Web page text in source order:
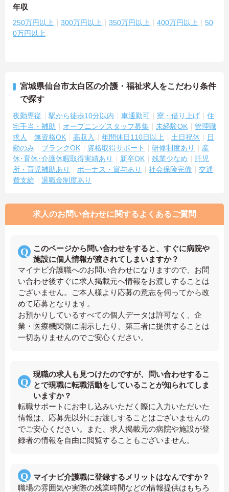
年収
250万円以上 300万円以上 350万円以上 400万円以上
50
0万円以上
宮城県仙台市太白区の介護・福祉求人をこだわり条件
で探す
夜勤専従 駅から徒歩10分以内 車通勤可 寮・借り上げ
住
宅手当・補助
オープニングスタッフ募集 未経験OK
管理職
求人
無資格OK 高収入 年間休日110日以上 土日祝休
日
勤のみ
ブランクOK 資格取得サポート 研修制度あり
産
休･育休･介護休暇取得実績あり
新卒OK 残業少なめ
託児
所・育児補助あり
ボーナス・賞与あり 社会保険完備
交通
費支給
退職金制度あり
求人のお問い合わせに関するよくあるご質問
このページから問い合わせをすると、すぐに病院や
施設に個人情報が渡されてしまいますか？
マイナビ介護職へのお問い合わせになりますので、お問
い合わせ後すぐに求人掲載元へ情報をお渡しすることは
ございません。ご本人様より応募の意志を伺ってから改
めて応募となります。
お預かりしているすべての個人データは許可なく、企
業・医療機関側に開示したり、第三者に提供することは
一切ありませんのでご安心ください。
現職の求人も見つけたのですが、問い合わせするこ
とで現職に転職活動をしていることが知られてしま
いますか？
転職サポートにお申し込みいただく際に入力いただいた
情報は、応募先以外にお渡しすることはございませんの
でご安心ください。また、求人掲載元の病院や施設が登
録者の情報を自由に閲覧することもございません。
マイナビ介護職に登録するメリットはなんですか？
職場の雰囲気や実際の残業時間などの情報提供はもちろ